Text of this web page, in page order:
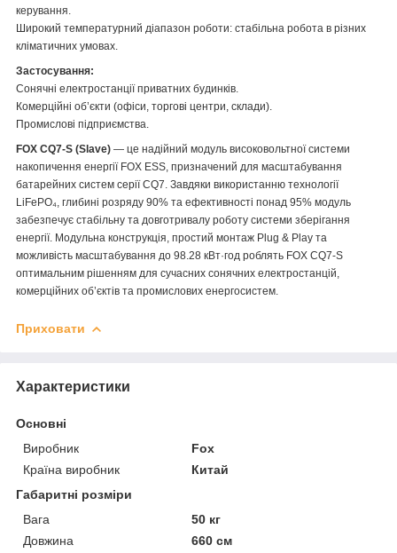
керування.
Широкий температурний діапазон роботи: стабільна робота в різних
кліматичних умовах.
Застосування:
Сонячні електростанції приватних будинків.
Комерційні об’єкти (офіси, торгові центри, склади).
Промислові підприємства.
FOX CQ7-S (Slave) — це надійний модуль високовольтної системи
накопичення енергії FOX ESS, призначений для масштабування
батарейних систем серії CQ7. Завдяки використанню технології
LiFePO₄, глибині розряду 90% та ефективності понад 95% модуль
забезпечує стабільну та довготривалу роботу системи зберігання
енергії. Модульна конструкція, простий монтаж Plug & Play та
можливість масштабування до 98.28 кВт·год роблять FOX CQ7-S
оптимальним рішенням для сучасних сонячних електростанцій,
комерційних об’єктів та промислових енергосистем.
Приховати
Характеристики
Основні
Виробник
Fox
Країна виробник
Китай
Габаритні розміри
Вага
50 кг
Довжина
660 см